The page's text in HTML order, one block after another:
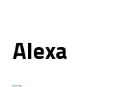
Alexa